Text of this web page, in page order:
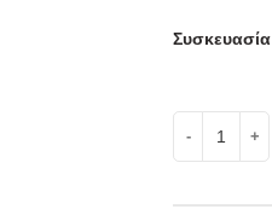
Συσκευασία